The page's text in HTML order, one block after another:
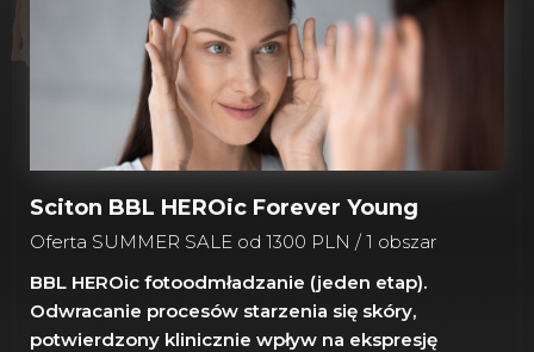
Sciton BBL HEROic Forever Young
Oferta SUMMER SALE od 1300 PLN / 1 obszar
BBL HEROic fotoodmładzanie (jeden etap).
Odwracanie procesów starzenia się skóry,
potwierdzony klinicznie wpływ na ekspresję